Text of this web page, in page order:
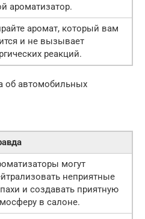
ароматизатор.
аромат, который вам
и не вызывает
реакций.
об автомобильных
могут
неприятные
и создавать приятную
в салоне.